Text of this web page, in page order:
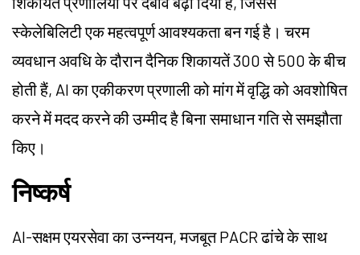
स्केलेबिलिटी एक महत्वपूर्ण आवश्यकता बन गई है। चरम
व्यवधान अवधि के दौरान दैनिक शिकायतें 300 से 500 के बीच
होती हैं, AI का एकीकरण प्रणाली को मांग में वृद्धि को अवशोषित
करने में मदद करने की उम्मीद है बिना समाधान गति से समझौता
किए।
निष्कर्ष
AI-सक्षम एयरसेवा का उन्नयन, मजबूत PACR ढांचे के साथ